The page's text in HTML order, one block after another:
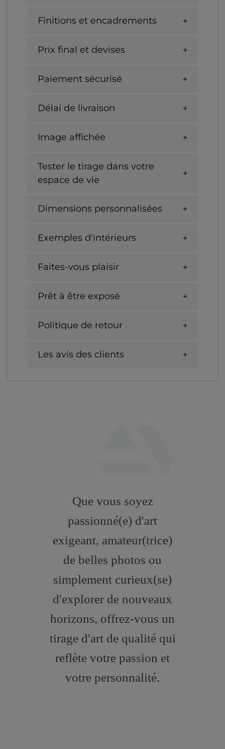
Finitions et encadrements
Prix final et devises
Paiement sécurisé
Délai de livraison
Image affichée
Tester le tirage dans votre
espace de vie
Dimensions personnalisées
Exemples d'intérieurs
Faites-vous plaisir
Prêt à être exposé
Politique de retour
Les avis des clients
artstation
Que vous soyez
passionné(e) d'art
exigeant, amateur(trice)
de belles photos ou
simplement curieux(se)
d'explorer de nouveaux
horizons, offrez-vous un
tirage d'art de qualité qui
reflète votre passion et
votre personnalité.